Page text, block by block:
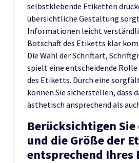
selbstklebende Etiketten
übersichtliche Gestaltung sorgt
Informationen leicht
Botschaft des Etiketts klar
Die Wahl der Schriftart,
spielt eine entscheidende
des Etiketts. Durch eine
können Sie sicherstellen, dass
ästhetisch ansprechend als
Berücksichtigen
und die Größe der
entsprechend Ihres